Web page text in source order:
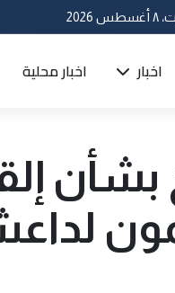
2026
اخبار اخبار محلية